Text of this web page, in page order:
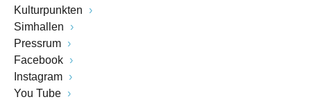
Kulturpunkten
Simhallen
Pressrum
Facebook
Instagram
You Tube